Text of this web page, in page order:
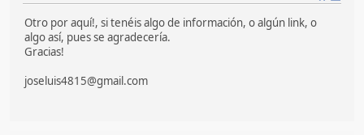
Otro por aquí!, si tenéis algo de información, o algún link, o
algo así, pues se agradecería.
Gracias!
joseluis4815@gmail.com